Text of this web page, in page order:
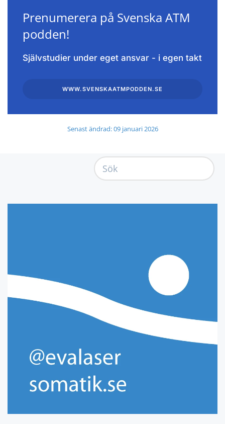
Prenumerera på Svenska ATM
podden!
Självstudier under eget ansvar - i egen takt
WWW.SVENSKAATMPODDEN.SE
Senast ändrad: 09 januari 2026